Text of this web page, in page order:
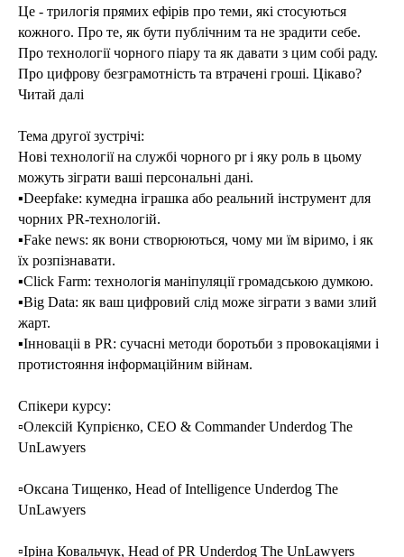
Це - трилогія прямих ефірів про теми, які стосуються
кожного. Про те, як бути публічним та не зрадити себе.
Про технології чорного піару та як давати з цим собі раду.
Про цифрову безграмотність та втрачені гроші. Цікаво?
Читай далі
Тема другої зустрічі:
Нові технології на службі чорного pr і яку роль в цьому
можуть зіграти ваші персональні дані.
▪️Deepfake: кумедна іграшка або реальний інструмент для
чорних PR-технологій.
▪️Fake news: як вони створюються, чому ми їм віримо, і як
їх розпізнавати.
▪️Click Farm: технологія маніпуляції громадською думкою.
▪️Big Data: як ваш цифровий слід може зіграти з вами злий
жарт.
▪️Інноваціі в PR: сучасні методи боротьби з провокаціями і
протистояння інформаційним війнам.
Спікери курсу:
▫️Олексій Купрієнко, CEO & Commander Underdog The
UnLawyers
▫️Оксана Тищенко, Head of Intelligence Underdog The
UnLawyers
▫️Іріна Ковальчук, Head of PR Underdog The UnLawyers